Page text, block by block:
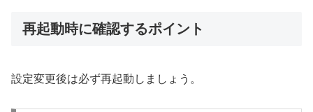
再起動時に確認するポイント
設定変更後は必ず再起動しましょう。